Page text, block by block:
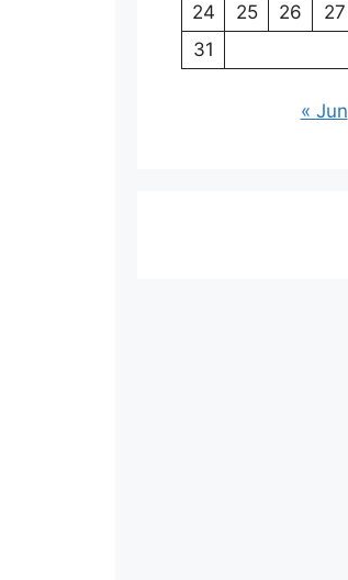
24
25 26 27
31
« Jun